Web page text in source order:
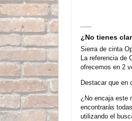
¿No tienes
Sierra de cinta
La referencia de
ofrecemos en 2
Destacar que en
¿No encaja este
encontrarás
utilizando el